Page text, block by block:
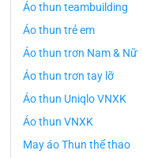
Áo thun teambuilding
Áo thun trẻ em
Áo thun trơn Nam & Nữ
Áo thun trơn tay lỡ
Áo thun Uniqlo VNXK
Áo thun VNXK
May áo Thun thể thao